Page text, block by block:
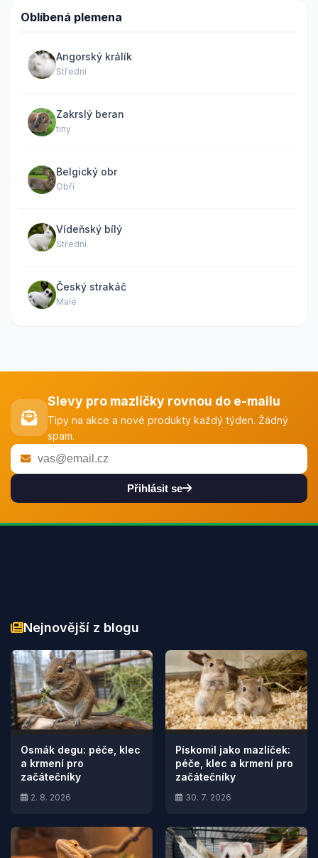
Oblíbená plemena
Angorský králík
Střední
Zakrslý beran
tiny
Belgický obr
Obří
Vídeňský bílý
Střední
Český strakáč
Malé
Slevy pro mazlíčky rovnou do e-mailu
Tipy na akce a nové produkty každý týden. Žádný
spam.
Přihlásit se
Nejnovější z blogu
Osmák degu: péče, klec
a krmení pro
začátečníky
2. 8. 2026
Pískomil jako mazlíček:
péče, klec a krmení pro
začátečníky
30. 7. 2026